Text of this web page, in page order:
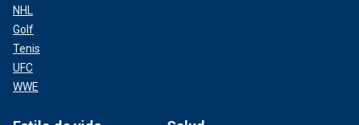
NHL
Golf
Tenis
UFC
WWE